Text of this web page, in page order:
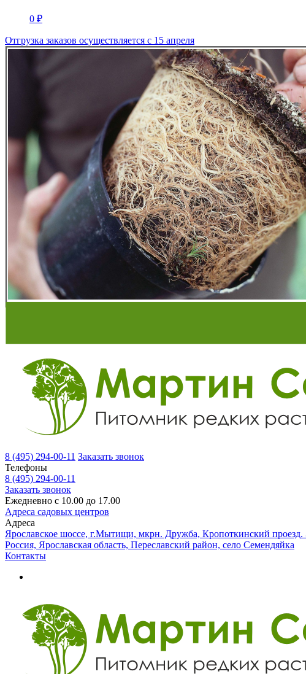
0 ₽
Отгрузка заказов осуществляется с 15 апреля
8 (495) 294-00-11 Заказать звонок
Телефоны
8 (495) 294-00-11
Заказать звонок
Ежедневно с 10.00 до 17.00
Адреса садовых центров
Адреса
Ярославское шоссе, г.Мытищи, мкрн. Дружба, Кропоткинский
Россия, Ярославская область, Переславский район, село Семендяйка
Контакты